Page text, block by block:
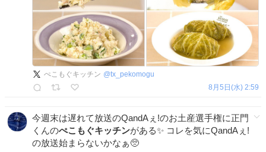
ぺこもぐキッチン @tx_pekomogu
8月5日(水) 2:59
今週末は遅れて放送のQandAぇ!のお土産選手権に正門
くんのぺこもぐキッチンがある✨️ コレを気にQandAぇ!
の放送始まらないかなぁ🥺